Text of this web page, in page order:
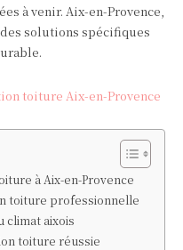
à venir. Aix-en-Provence,
solutions spécifiques
toiture Aix-en-Provence
à Aix-en-Provence
toiture professionnelle
climat aixois
toiture réussie